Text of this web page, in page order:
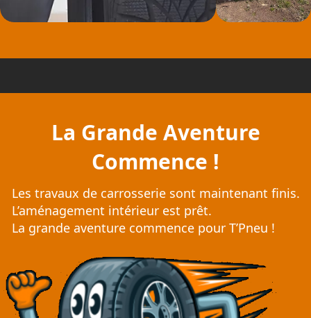
La Grande Aventure
Commence !
Les travaux de carrosserie sont maintenant finis.
L’aménagement intérieur est prêt.
La grande aventure commence pour T’Pneu !